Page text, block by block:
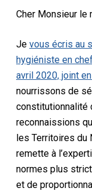
Cher Monsieur le
Je vous écris au
hygiéniste en
avril 2020, joint
nourrissons de
constitutionnalité
reconnaissions
les Territoires du
remette à
normes plus
et de